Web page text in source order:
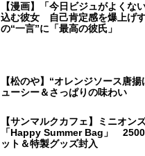
【漫画】「今日ビジュがよくな
込む彼女 自己肯定感を爆上げ
の“一言”に「最高の彼氏」
【松のや】“オレンジソース唐
ューシー＆さっぱりの味わい
【サンマルクカフェ】ミニオン
「Happy Summer Bag」
ット＆特製グッズ封入